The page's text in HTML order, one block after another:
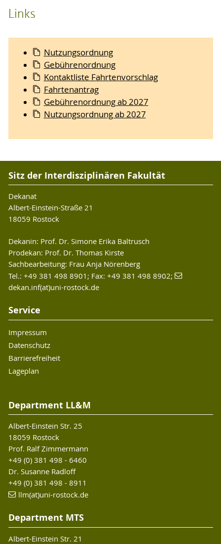
Links
Nutzungsordnung
Gebührenordnung
Kontaktliste Fahrtenvorschlag
Fahrtenantrag
Gebührenordnung ab 2027
Nutzungsordnung ab 2027
Sitz der Interdisziplinären Fakultät
Dekanat
Albert-Einstein-Straße 21
18059 Rostock
Dekanin: Prof. Dr. Simone Erika Baltrusch
Prodekan: Prof. Dr. Thomas Kirste
Sachbearbeitung: Frau Anja Nörenberg
Tel.: +49 381 498 8901; Fax: +49 381 498 8902;
dekan.inf(at)uni-rostock.de
Service
Impressum
Datenschutz
Barrierefreiheit
Lageplan
Department LL&M
Albert-Einstein Str. 25
18059 Rostock
Prof. Ralf Zimmermann
+49 (0) 381 498 - 6460
Dr. Susanne Radloff
+49 (0) 381 498 - 8911
llm(at)uni-rostock.de
Department MTS
Albert-Einstein Str. 21